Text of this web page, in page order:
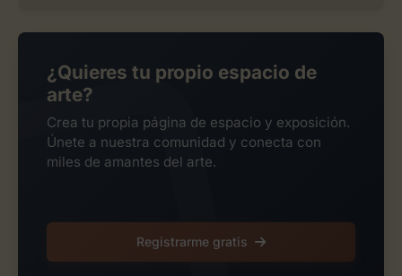
¿Quieres tu propio espacio de
arte?
Crea tu propia página de espacio y exposición.
Únete a nuestra comunidad y conecta con
miles de amantes del arte.
Registrarme gratis